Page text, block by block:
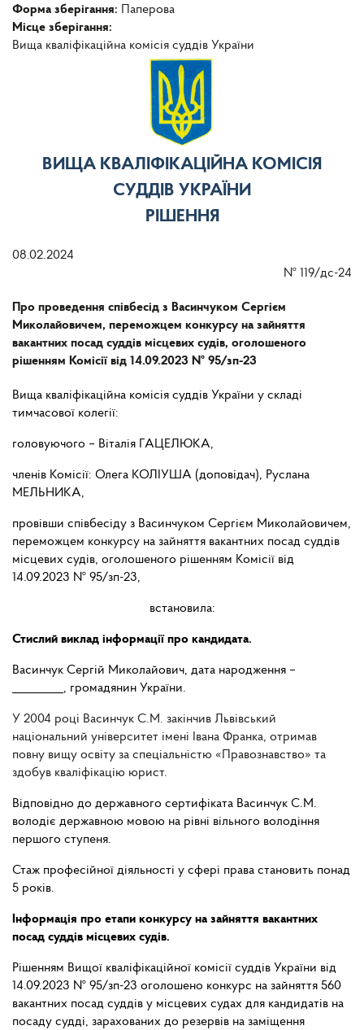
Форма зберігання:
Паперова
Місце зберігання:
Вища кваліфікаційна комісія суддів України
ВИЩА КВАЛІФІКАЦІЙНА КОМІСІЯ
СУДДІВ УКРАЇНИ
РІШЕННЯ
08.02.2024
№ 119/дс-24
Про проведення співбесід з Васинчуком Сергієм
Миколайовичем, переможцем конкурсу на зайняття
вакантних посад суддів місцевих судів, оголошеного
рішенням Комісії від 14.09.2023 № 95/зп-23
Вища кваліфікаційна комісія суддів України у складі
тимчасової колегії:
головуючого – Віталія ГАЦЕЛЮКА,
членів Комісії: Олега КОЛІУША (доповідач), Руслана
МЕЛЬНИКА,
провівши співбесіду з Васинчуком Сергієм Миколайовичем,
переможцем конкурсу на зайняття вакантних посад суддів
місцевих судів, оголошеного рішенням Комісії від
14.09.2023 № 95/зп-23,
встановила:
Стислий виклад інформації про кандидата.
Васинчук Сергій Миколайович, дата народження –
_________, громадянин України.
У 2004 році Васинчук С.М. закінчив Львівський
національний університет імені Івана Франка, отримав
повну вищу освіту за спеціальністю «Правознавство» та
здобув кваліфікацію юрист.
Відповідно до державного сертифіката Васинчук С.М.
володіє державною мовою на рівні вільного володіння
першого ступеня.
Стаж професійної діяльності у сфері права становить понад
5 років.
Інформація про етапи конкурсу на зайняття вакантних
посад суддів місцевих судів.
Рішенням Вищої кваліфікаційної комісії суддів України від
14.09.2023 № 95/зп-23 оголошено конкурс на зайняття 560
вакантних посад суддів у місцевих судах для кандидатів на
посаду судді, зарахованих до резервів на заміщення